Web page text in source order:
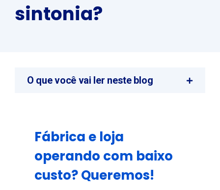
sintonia?
Fábrica e loja
operando com baixo
custo? Queremos!
O que você vai ler neste blog